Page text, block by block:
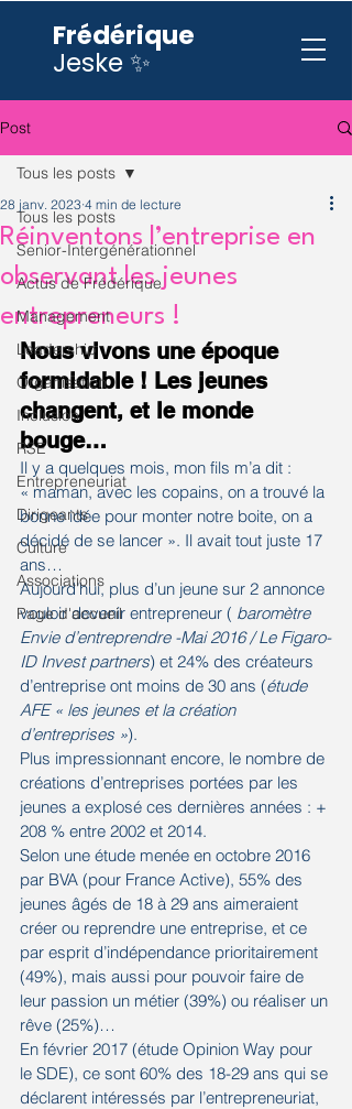
Frédérique
Jeske ✨
Post
Tous les posts
Senior-Intergénérationnel
Actus de Frédérique
Management
Leadership
Organisation
Inclusion
RSE
Entrepreneuriat
Dirigeants
Culture
Associations
Page d'accueil
Tous les posts
Réinventons l’entreprise en
observant les jeunes
entrepreneurs !
28 janv. 2023 4 min de lecture
Nous vivons une époque
formidable ! Les jeunes
changent, et le monde
bouge…
Il y a quelques mois, mon fils m’a dit :
« maman, avec les copains, on a trouvé la
bonne idée pour monter notre boite, on a
décidé de se lancer ». Il avait tout juste 17
ans…
Aujourd’hui, plus d’un jeune sur 2 annonce
vouloir devenir entrepreneur ( baromètre
Envie d’entreprendre -Mai 2016 / Le Figaro-
ID Invest partners) et 24% des créateurs
d’entreprise ont moins de 30 ans (étude
AFE « les jeunes et la création
d’entreprises »).
Plus impressionnant encore, le nombre de
créations d’entreprises portées par les
jeunes a explosé ces dernières années : +
208 % entre 2002 et 2014.
Selon une étude menée en octobre 2016
par BVA (pour France Active), 55% des
jeunes âgés de 18 à 29 ans aimeraient
créer ou reprendre une entreprise, et ce
par esprit d’indépendance prioritairement
(49%), mais aussi pour pouvoir faire de
leur passion un métier (39%) ou réaliser un
rêve (25%)…
En février 2017 (étude Opinion Way pour
le SDE), ce sont 60% des 18-29 ans qui se
déclarent intéressés par l’entrepreneuriat,